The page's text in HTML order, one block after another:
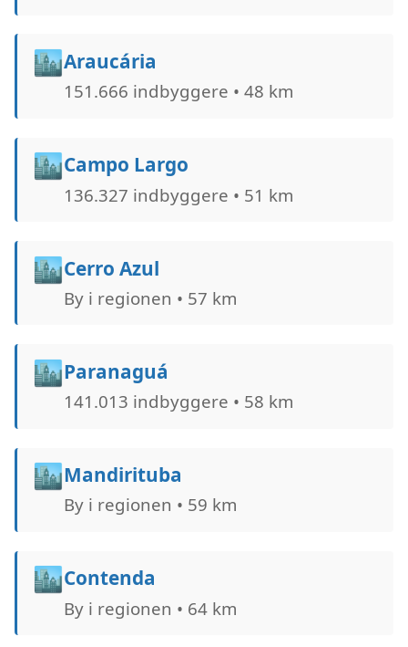
🏙️Araucária
151.666 indbyggere • 48 km
🏙️Campo Largo
136.327 indbyggere • 51 km
🏙️Cerro Azul
By i regionen • 57 km
🏙️Paranaguá
141.013 indbyggere • 58 km
🏙️Mandirituba
By i regionen • 59 km
🏙️Contenda
By i regionen • 64 km